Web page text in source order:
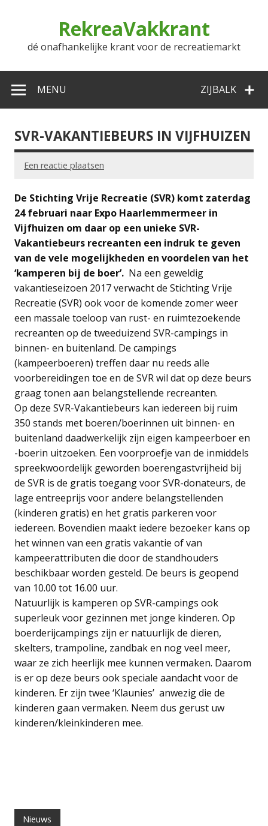
RekreaVakkrant
dé onafhankelijke krant voor de recreatiemarkt
ZIJBALK
MENU
SVR-VAKANTIEBEURS IN VIJFHUIZEN
Een reactie plaatsen
De Stichting Vrije Recreatie (SVR) komt zaterdag
24 februari naar Expo Haarlemmermeer in
Vijfhuizen om daar op een unieke SVR-
Vakantiebeurs recreanten een indruk te geven
van de vele mogelijkheden en voordelen van het
‘kamperen bij de boer’. Na een geweldig
vakantieseizoen 2017 verwacht de Stichting Vrije
Recreatie (SVR) ook voor de komende zomer weer
een massale toeloop van rust- en ruimtezoekende
recreanten op de tweeduizend SVR-campings in
binnen- en buitenland. De campings
(kampeerboeren) treffen daar nu reeds alle
voorbereidingen toe en de SVR wil dat op deze beurs
graag tonen aan belangstellende recreanten.
Op deze SVR-Vakantiebeurs kan iedereen bij ruim
350 stands met boeren/boerinnen uit binnen- en
buitenland daadwerkelijk zijn eigen kampeerboer en
-boerin uitzoeken. Een voorproefje van de inmiddels
spreekwoordelijk geworden boerengastvrijheid bij
de SVR is de gratis toegang voor SVR-donateurs, de
lage entreeprijs voor andere belangstellenden
(kinderen gratis) en het gratis parkeren voor
iedereen. Bovendien maakt iedere bezoeker kans op
het winnen van een gratis vakantie of van
kampeerattributen die door de standhouders
beschikbaar worden gesteld. De beurs is geopend
van 10.00 tot 16.00 uur.
Natuurlijk is kamperen op SVR-campings ook
superleuk voor gezinnen met jonge kinderen. Op
boerderijcampings zijn er natuurlijk de dieren,
skelters, trampoline, zandbak en nog veel meer,
waar ze zich heerlijk mee kunnen vermaken. Daarom
is er op deze beurs ook speciale aandacht voor de
kinderen. Er zijn twee ‘Klaunies’ anwezig die de
kinderen gaan vermaken. Neem dus gerust uw
kinderen/kleinkinderen mee.
Nieuws